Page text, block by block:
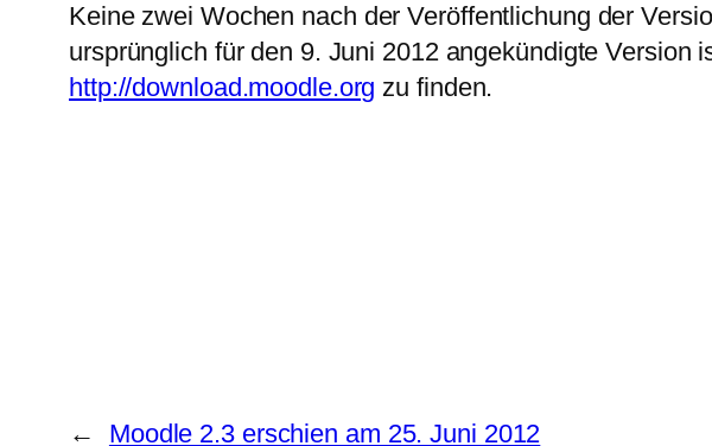
Keine zwei Wochen nach der Veröffentlichung der
ursprünglich für den 9. Juni 2012 angekündigte
http://download.moodle.org zu finden.
← Moodle 2.3 erschien am 25. Juni 2012